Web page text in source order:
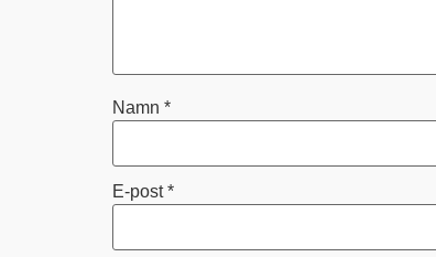
Namn *
E-post*